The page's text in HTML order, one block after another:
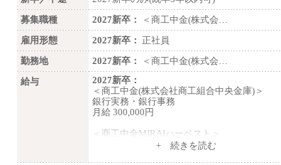
◆パート・アルバイト
時給制：最低時給額 1,050円～ ※勤務地によ
り異なる。
【エアサーブ】
月給223,000円～
・試用期間中も給与変更なし
募集職種
2027新卒：
＜商工中金(株式会…
雇用形態
2027新卒： 正社員
勤務地
2027新卒：
＜商工中金(株式会…
給与
2027新卒：
＜商工中金(株式会社商工組合中央金庫)＞
銀行実務・銀行事務
月給 300,000円
＜商工中金MIRAIハーベスト＞
※試用期間中も給与に変更はございません
+ 続きを読む